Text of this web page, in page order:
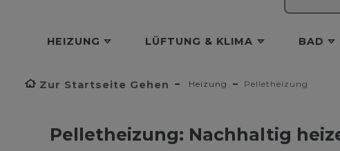
HEIZUNG LÜFTUNG & KLIMA BAD
Zur Startseite Gehen Heizung Pelletheizung
Pelletheizung: Nachhaltig